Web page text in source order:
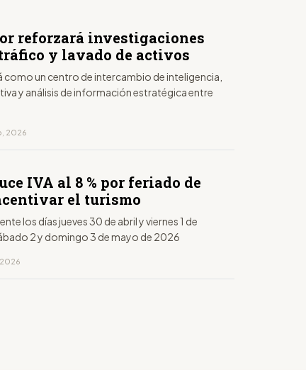
reforzará investigaciones
y lavado de activos
como un centro de intercambio de inteligencia,
y análisis de información estratégica entre
2026
IVA al 8 % por feriado de
el turismo
los días jueves 30 de abril y viernes 1 de
2 y domingo 3 de mayo de 2026